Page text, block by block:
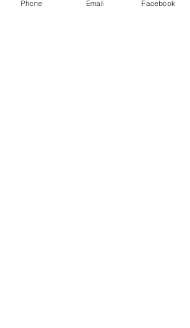
BİLMECE PSİKOLOJİK
Phone Email Facebook